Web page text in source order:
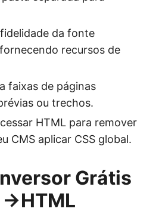
da fonte
recursos de
faixas de páginas
ou trechos.
HTML para remover
CMS aplicar CSS global.
Grátis
>HTML